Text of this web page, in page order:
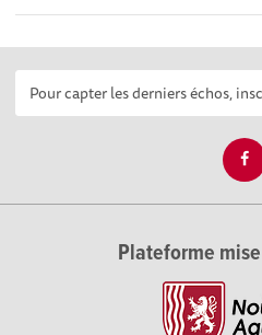
Plateforme